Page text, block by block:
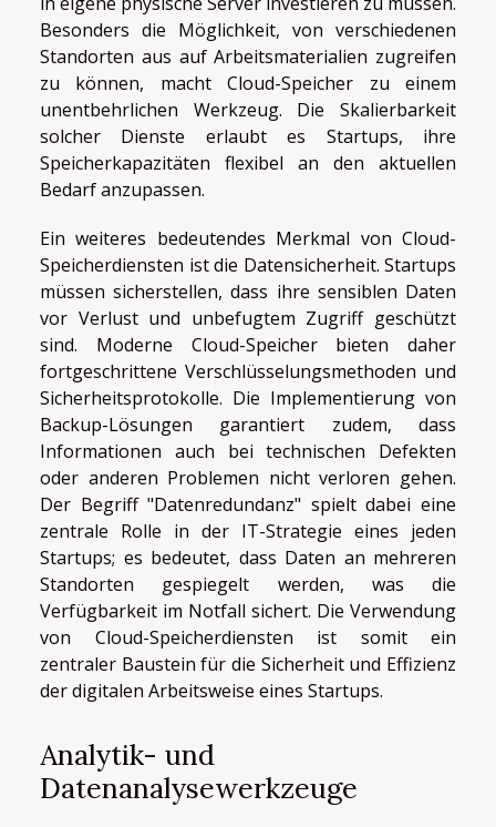
Besonders die Möglichkeit, von verschiedenen
Standorten aus auf Arbeitsmaterialien zugreifen
zu können, macht Cloud-Speicher zu einem
unentbehrlichen Werkzeug. Die Skalierbarkeit
solcher Dienste erlaubt es Startups, ihre
Speicherkapazitäten flexibel an den aktuellen
Bedarf anzupassen.
Ein weiteres bedeutendes Merkmal von Cloud-
Speicherdiensten ist die Datensicherheit. Startups
müssen sicherstellen, dass ihre sensiblen Daten
vor Verlust und unbefugtem Zugriff geschützt
sind. Moderne Cloud-Speicher bieten daher
fortgeschrittene Verschlüsselungsmethoden und
Sicherheitsprotokolle. Die Implementierung von
Backup-Lösungen garantiert zudem, dass
Informationen auch bei technischen Defekten
oder anderen Problemen nicht verloren gehen.
Der Begriff "Datenredundanz" spielt dabei eine
zentrale Rolle in der IT-Strategie eines jeden
Startups; es bedeutet, dass Daten an mehreren
Standorten gespiegelt werden, was die
Verfügbarkeit im Notfall sichert. Die Verwendung
von Cloud-Speicherdiensten ist somit ein
zentraler Baustein für die Sicherheit und Effizienz
der digitalen Arbeitsweise eines Startups.
Analytik- und
Datenanalysewerkzeuge